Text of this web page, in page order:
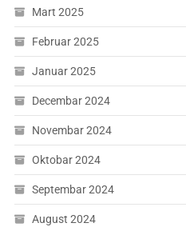
Mart 2025
Februar 2025
Januar 2025
Decembar 2024
Novembar 2024
Oktobar 2024
Septembar 2024
August 2024